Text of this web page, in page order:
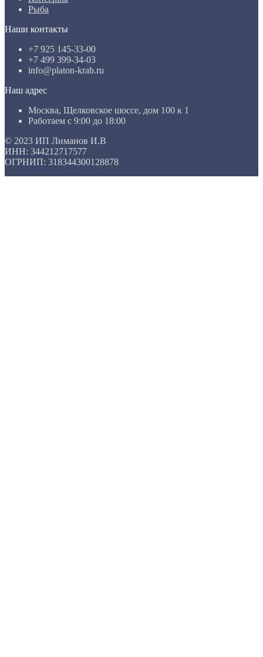
Рыба
Наши контакты
+7 925 145-33-00
+7 499 399-34-03
info@platon-krab.ru
Наш адрес
Москва, Щелковское шоссе, дом 100 к 1
Работаем с 9:00 до 18:00
© 2023 ИП Лиманов И.В
ИНН: 344212717577
ОГРНИП: 318344300128878